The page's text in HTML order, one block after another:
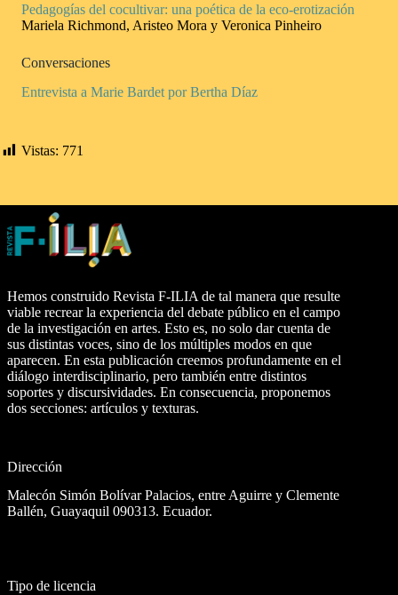
Pedagogías del cocultivar: una poética de la eco-erotización
Mariela Richmond, Aristeo Mora y Veronica Pinheiro
Conversaciones
Entrevista a Marie Bardet por Bertha Díaz
Vistas: 771
Hemos construido Revista F-ILIA de tal manera que resulte
viable recrear la experiencia del debate público en el campo
de la investigación en artes. Esto es, no solo dar cuenta de
sus distintas voces, sino de los múltiples modos en que
aparecen. En esta publicación creemos profundamente en el
diálogo interdisciplinario, pero también entre distintos
soportes y discursividades. En consecuencia, proponemos
dos secciones: artículos y texturas.
Dirección
Malecón Simón Bolívar Palacios, entre Aguirre y Clemente
Ballén, Guayaquil 090313. Ecuador.
Tipo de licencia